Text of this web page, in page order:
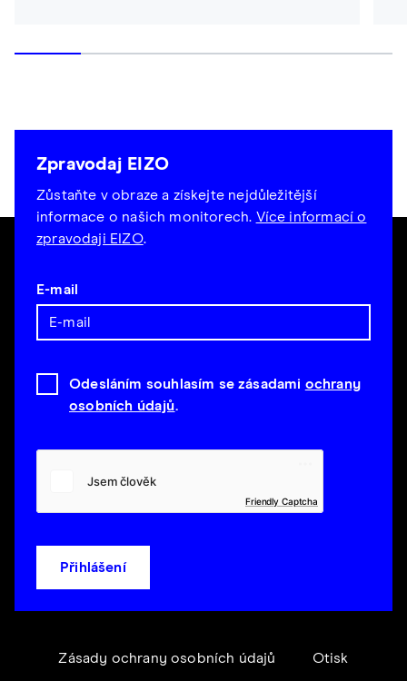
Zpravodaj EIZO
Zůstaňte v obraze a získejte nejdůležitější
informace o našich monitorech. Více informací o
zpravodaji EIZO.
E-mail
Odesláním souhlasím se zásadami ochrany
osobních údajů.
Friendly Captcha
Přihlášení
Zásady ochrany osobních údajů Otisk